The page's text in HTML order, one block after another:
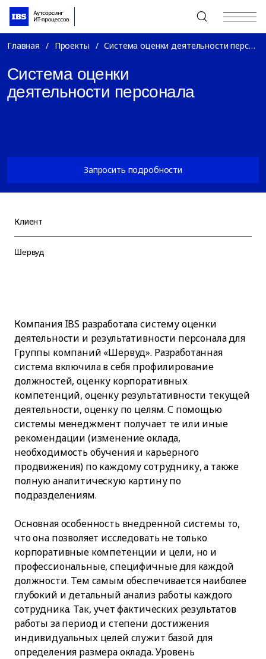
+7 (495) 967-80-80
Главная / Проекты / Система оценки деятельности персонала
Система оценки
деятельности персонала
Запросить подробности
Клиент
Шервуд
Компания IBS разработала систему оценки
деятельности и результативности персонала для
Группы компаний «Шервуд». Разработанная
система включила в себя профилирование
должностей, оценку корпоративных
компетенций, оценку результативности текущей
деятельности, оценку по целям. С помощью
системы менеджмент получает те или иные
рекомендации (изменение оклада,
необходимость обучения и карьерного
продвижения) по каждому сотруднику, а также
полную аналитическую картину по
подразделениям.
Основная особенность внедренной системы то,
что она позволяет исследовать не только
корпоративные компетенции и цели, но и
профессиональные, специфичные для каждой
должности. Тем самым обеспечивается наиболее
глубокий и детальный анализ работы каждого
сотрудника. Так, учет фактических результатов
работы за период и степени достижения
индивидуальных целей служит базой для
определения размера оклада. Уровень